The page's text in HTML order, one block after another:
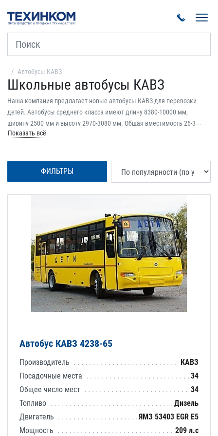
Автобусы КАВЗ
Школьные автобусы КАВЗ
Показать всё
Наша компания предлагает новые автобусы КАВЗ для перевозки
детей. Автобусы среднего класса имеют длину 8380-10000 мм,
ширину 2500 мм и высоту 2970-3080 мм. Общая вместимость 26-34
мест, из которых от 26 до 34 – посадочные. Автобусы оснащены
школьные автобусы КАВЗ можно в кредит и лизинг. Цены от
официального дилера. Заводская гарантия.
ФИЛЬТРЫ
Автобус КАВЗ 4238-65
Производитель
КАВЗ
Посадочные места
34
Общее число мест
34
Топливо
Дизель
Двигатель
ЯМЗ 53403 EGR E5
Мощность
209 л.с